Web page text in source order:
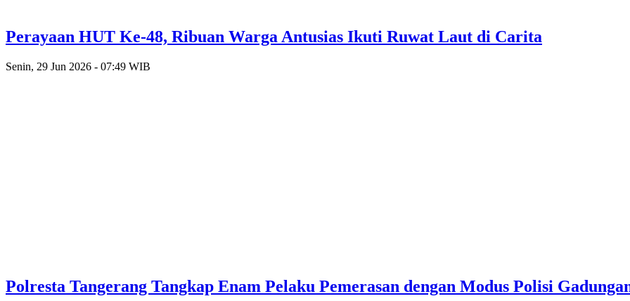
Perayaan HUT Ke-48, Ribuan Warga Antusias Ikuti Ruwat Laut di Carita
Senin, 29 Jun 2026 - 07:49 WIB
Polresta Tangerang Tangkap Enam Pelaku Pemerasan dengan Modus Polisi